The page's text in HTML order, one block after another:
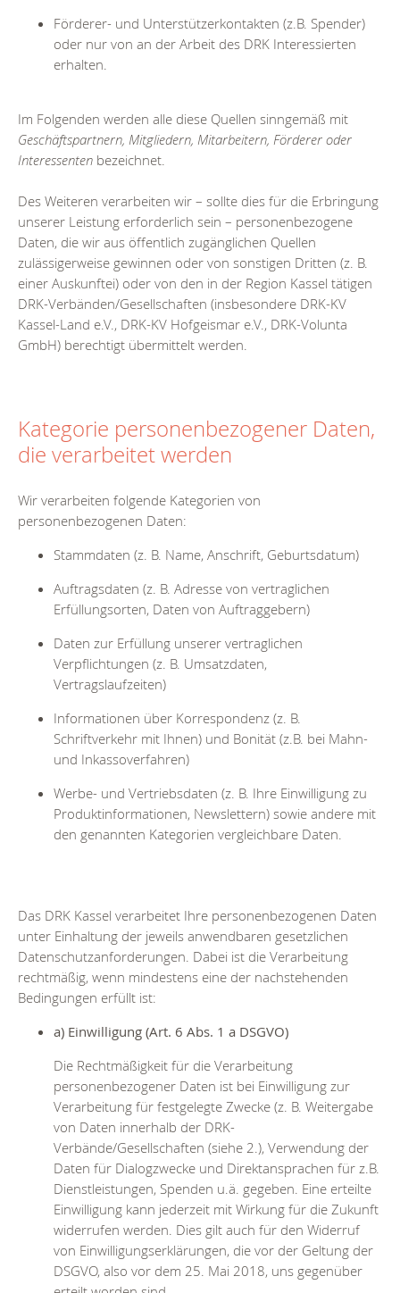
Förderer- und Unterstützerkontakten (z.B. Spender)
oder nur von an der Arbeit des DRK Interessierten
erhalten.
Im Folgenden werden alle diese Quellen sinngemäß mit
Geschäfts­partnern, Mitgliedern, Mitarbeitern, Förderer oder
Interessenten bezeichnet.
Des Weiteren verarbeiten wir – sollte dies für die Erbringung
unserer Leistung erforderlich sein – personenbezogene
Daten, die wir aus öffentlich zugänglichen Quellen
zulässigerweise gewinnen oder von sonstigen Dritten (z. B.
einer Auskunftei) oder von den in der Region Kassel tätigen
DRK-Verbänden/Gesellschaften (insbesondere DRK-KV
Kassel-Land e.V., DRK-KV Hofgeismar e.V., DRK-Volunta
GmbH) berechtigt übermittelt werden.
Kategorie personenbezogener Daten,
die verarbeitet werden
Wir verarbeiten folgende Kategorien von
personenbezogenen Daten:
Stammdaten (z. B. Name, Anschrift, Geburtsdatum)
Auftragsdaten (z. B. Adresse von vertraglichen
Erfüllungsorten, Daten von Auftraggebern)
Daten zur Erfüllung unserer vertraglichen
Verpflichtungen (z. B. Umsatzdaten,
Vertragslaufzeiten)
Informationen über Korrespondenz (z. B.
Schriftverkehr mit Ihnen) und Bonität (z.B. bei Mahn-
und Inkassoverfahren)
Werbe- und Vertriebsdaten (z. B. Ihre Einwilligung zu
Produktinfor­mationen, Newslettern) sowie andere mit
den genannten Kategorien vergleichbare Daten.
Das DRK Kassel verarbeitet Ihre personenbezogenen Daten
unter Ein­haltung der jeweils anwendbaren gesetzlichen
Datenschutzanforde­rungen. Dabei ist die Verarbeitung
rechtmäßig, wenn mindestens eine der nachstehenden
Bedingungen erfüllt ist:
a) Einwilligung (Art. 6 Abs. 1 a DSGVO)
Die Rechtmäßigkeit für die Verarbeitung
personenbezogener Daten ist bei Einwilligung zur
Verarbeitung für festgelegte Zwecke (z. B. Weiter­gabe
von Daten innerhalb der DRK-
Verbände/Gesellschaften (siehe 2.), Verwendung der
Daten für Dialogzwecke und Direktansprachen für z.B.
Dienstleistungen, Spenden u.ä. gegeben. Eine erteilte
Einwilli­gung kann jederzeit mit Wirkung für die Zukunft
widerrufen werden. Dies gilt auch für den Widerruf
von Einwilligungserklärungen, die vor der Geltung der
DSGVO, also vor dem 25. Mai 2018, uns gegenüber